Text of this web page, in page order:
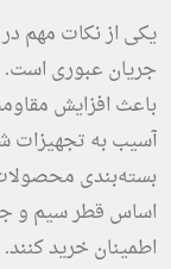
یکی از نکات مهم
جریان عبوری است.
باعث افزایش
آسیب به تجهیزات
بسته‌بندی
اساس قطر سیم و
اطمینان خرید کنند.